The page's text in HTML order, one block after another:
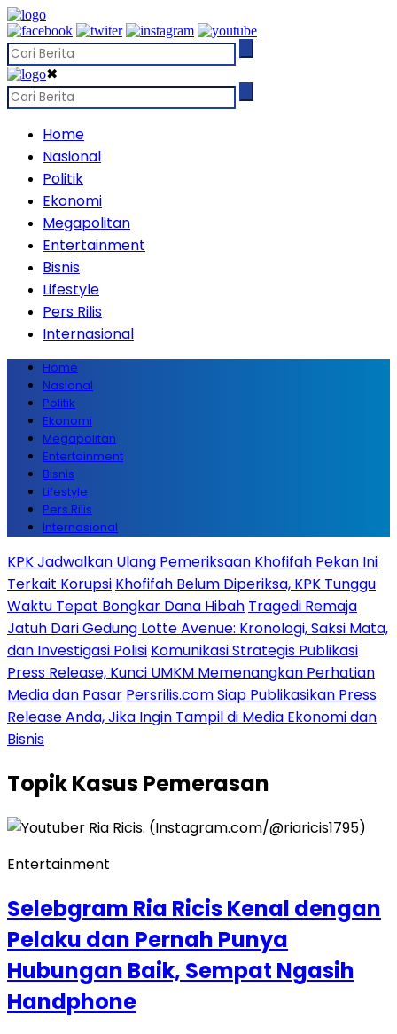
✖
Home
Nasional
Politik
Ekonomi
Megapolitan
Entertainment
Bisnis
Lifestyle
Pers Rilis
Internasional
Home
Nasional
Politik
Ekonomi
Megapolitan
Entertainment
Bisnis
Lifestyle
Pers Rilis
Internasional
KPK Jadwalkan Ulang Pemeriksaan Khofifah Pekan Ini
Terkait Korupsi Khofifah Belum Diperiksa, KPK Tunggu
Waktu Tepat Bongkar Dana Hibah Tragedi Remaja
Jatuh Dari Gedung Lotte Avenue: Kronologi, Saksi Mata,
dan Investigasi Polisi Komunikasi Strategis Publikasi
Press Release, Kunci UMKM Memenangkan Perhatian
Media dan Pasar Persrilis.com Siap Publikasikan Press
Release Anda, Jika Ingin Tampil di Media Ekonomi dan
Bisnis
TopikKasus Pemerasan
Entertainment
Selebgram Ria Ricis Kenal dengan
Pelaku dan Pernah Punya
Hubungan Baik, Sempat Ngasih
Handphone